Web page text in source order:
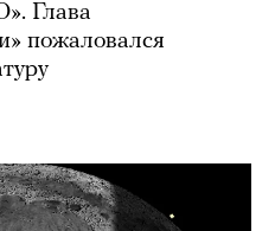
Глава
пожаловался